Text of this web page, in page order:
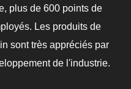
plus de 600 points de
Les produits de
sont très appréciés par
de l'industrie.